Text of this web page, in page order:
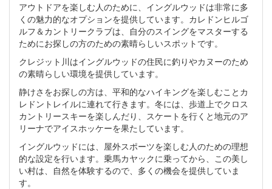
アウトドアを楽しむ人のために、イングルウッドは非常に多
くの魅力的なオプションを提供しています。カレドンヒルゴ
ルフ＆カントリークラブは、自分のスイングをマスターする
ためにお探しの方のための素晴らしいスポットです。
クレジット川はイングルウッドの住民に釣りやカヌーのため
の素晴らしい環境を提供しています。
静けさをお探しの方は、平和的なハイキングを楽しむことカ
レドントレイルに連れて行きます。冬には、歩道上でクロス
カントリースキーを楽しんだり、スケートを行くと地元のア
リーナでアイスホッケーを果たしています。
イングルウッドには、屋外スポーツを楽しむ人のための理想
的な設定を行います。乗馬カヤックに乗ってから、この美し
い村は、自然を体験するので、多くの機会を提供していま
す。